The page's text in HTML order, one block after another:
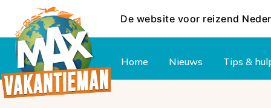
De website voor reizend
Home Nieuws Tips &